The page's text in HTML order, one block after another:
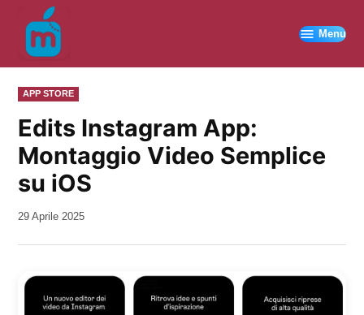
contenuto
Menu
PUBBLICATO
IN
APP STORE
Edits Instagram App:
Montaggio Video Semplice
su iOS
da
29 Aprile 2025